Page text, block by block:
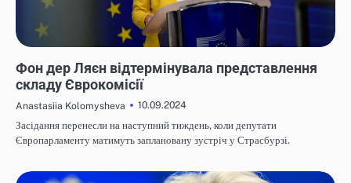
Фон дер Ляєн відтермінувала представлення
складу Єврокомісії
Anastasiia Kolomysheva
10.09.2024
Засідання перенесли на наступний тиждень, коли депутати
Європарламенту матимуть заплановану зустріч у Страсбурзі.